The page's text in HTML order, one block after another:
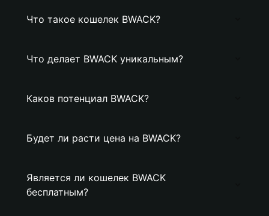
Что такое кошелек BWACK?
Что делает BWACK уникальным?
Каков потенциал BWACK?
Будет ли расти цена на BWACK?
Является ли кошелек BWACK
бесплатным?